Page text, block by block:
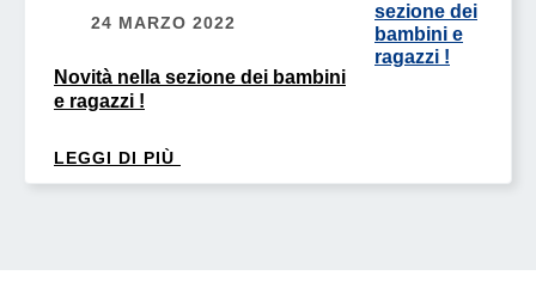
24 MARZO 2022
Novità nella sezione dei bambini
e ragazzi !
LEGGI DI PIÙ